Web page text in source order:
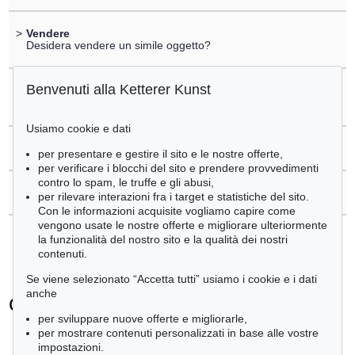
> Vendere
Desidera vendere un simile oggetto?
Registrare di
Contattare esperti
Günther Uecker - Ogetti venduti
tute le offerte
Benvenuti alla Ketterer Kunst
Usiamo cookie e dati
per presentare e gestire il sito e le nostre offerte,
per verificare i blocchi del sito e prendere provvedimenti
contro lo spam, le truffe e gli abusi,
per rilevare interazioni fra i target e statistiche del sito.
Con le informazioni acquisite vogliamo capire come
vengono usate le nostre offerte e migliorare ulteriormente
la funzionalità del nostro sito e la qualità dei nostri
contenuti.
Se viene selezionato “Accetta tutti” usiamo i cookie e i dati
anche
per sviluppare nuove offerte e migliorarle,
per mostrare contenuti personalizzati in base alle vostre
impostazioni.